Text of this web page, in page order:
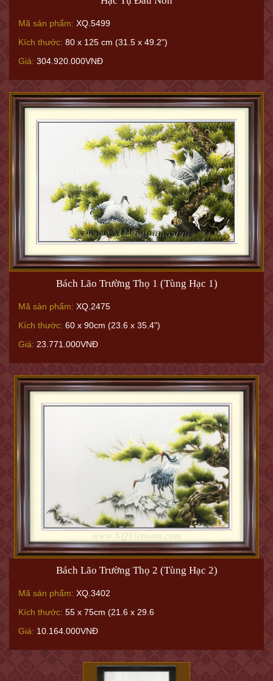
Mã sản phẩm: XQ.5499
Kích thước: 80 x 125 cm (31.5 x 49.2")
Giá: 304.920.000VNĐ
Bách Lão Trường Thọ 1 (Tùng Hạc 1)
Mã sản phẩm: XQ.2475
Kích thước: 60 x 90cm (23.6 x 35.4")
Giá: 23.771.000VNĐ
Bách Lão Trường Thọ 2 (Tùng Hạc 2)
Mã sản phẩm: XQ.3402
Kích thước: 55 x 75cm (21.6 x 29.6
Giá: 10.164.000VNĐ